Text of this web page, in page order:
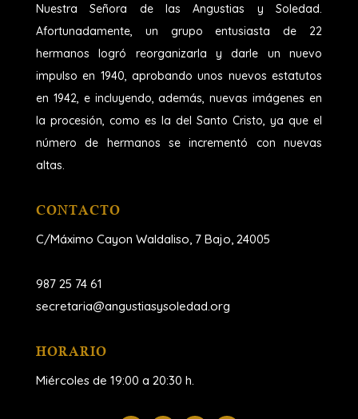
Nuestra Señora de las Angustias y Soledad.
Afortunadamente, un grupo entusiasta de 22
hermanos logró reorganizarla y darle un nuevo
impulso en 1940, aprobando unos nuevos estatutos
en 1942, e incluyendo, además, nuevas imágenes en
la procesión, como es la del Santo Cristo, ya que el
número de hermanos se incrementó con nuevas
altas.
CONTACTO
C/Máximo Cayon Waldaliso, 7 Bajo, 24005
987 25 74 61
secretaria@angustiasysoledad.org
HORARIO
Miércoles de 19:00 a 20:30 h.